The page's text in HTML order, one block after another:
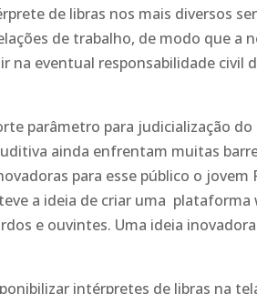
de libras nos mais diversos
de trabalho, de modo que a
na eventual responsabilidade civil
parâmetro para judicialização do
ainda enfrentam muitas
para esse público o jovem
a ideia de criar uma plataforma
e ouvintes. Uma ideia
intérpretes de libras na